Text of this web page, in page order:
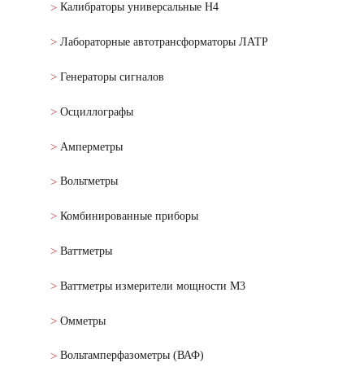
Калибраторы универсальные Н4
Лабораторные автотрансформаторы ЛАТР
Генераторы сигналов
Осциллографы
Амперметры
Вольтметры
Комбинированные приборы
Ваттметры
Ваттметры измерители мощности М3
Омметры
Вольтамперфазометры (ВАФ)